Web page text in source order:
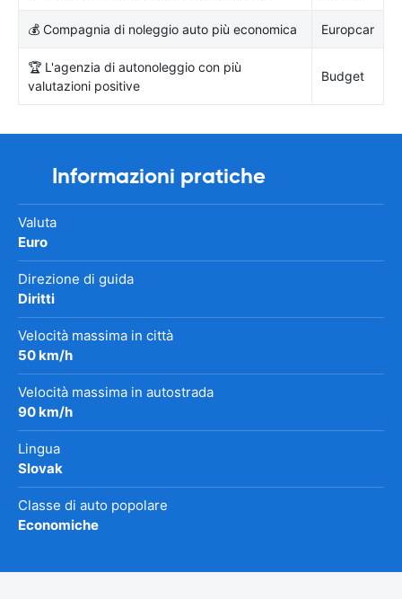
💰 Compagnia di noleggio auto più economica Europcar
🏆 L'agenzia di autonoleggio con più
valutazioni positive
Budget
Informazioni pratiche
Valuta
Euro
Direzione di guida
Diritti
Velocità massima in città
50 km/h
Velocità massima in autostrada
90 km/h
Lingua
Slovak
Classe di auto popolare
Economiche